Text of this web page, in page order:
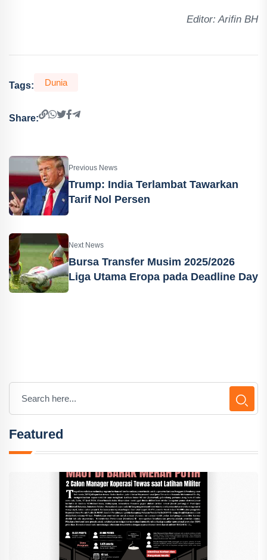
Editor: Arifin BH
Tags: Dunia
Share:
Previous News
Trump: India Terlambat Tawarkan
Tarif Nol Persen
Next News
Bursa Transfer Musim 2025/2026
Liga Utama Eropa pada Deadline Day
Featured